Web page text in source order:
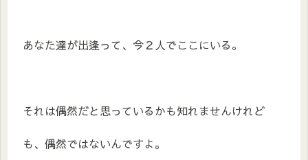
あなた達が出逢って、今２人でここにいる。
それは偶然だと思っているかも知れませんけれど
も、偶然ではないんですよ。